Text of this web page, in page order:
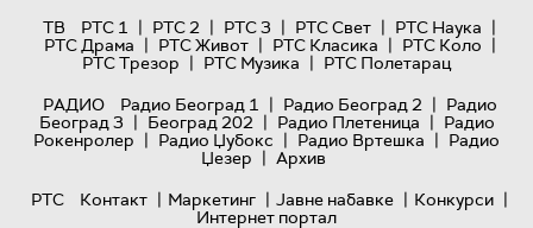
ТВ
РТС 1 | РТС 2 | РТС 3 | РТС Свет | РТС Наука |
РТС Драма | РТС Живот | РТС Класика | РТС Коло |
РТС Трезор | РТС Музика | РТС Полетарац
РАДИО
Радио Београд 1 | Радио Београд 2 | Радио
Београд 3 | Београд 202 | Радио Плетеница | Радио
Рокенролер | Радио Џубокс | Радио Вртешка | Радио
Џезер | Архив
РТС
Контакт | Маркетинг | Јавне набавке | Конкурси |
Интернет портал